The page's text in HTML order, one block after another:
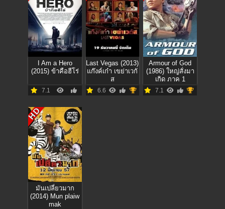
I Am a Hero
(2015) ข้าคือฮีโร่
7.1
Last Vegas (2013)
แก๊งค์เก๋า เขย่าเวกั
ส
6.6
Armour of God
(1986) ใหญ่สั่งมา
เกิด ภาค 1
7.1
HD
มันเปลี่ยวมาก
(2014) Mun plaiw
mak